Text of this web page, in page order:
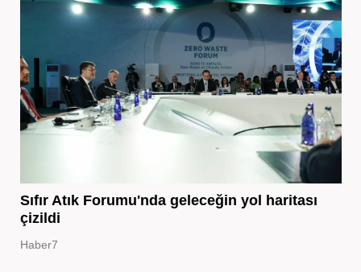
Sıfır Atık Forumu'nda geleceğin yol haritası
çizildi
Haber7